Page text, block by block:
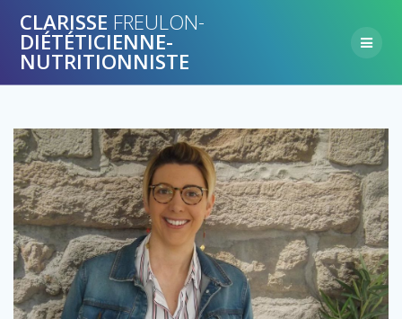
to
CLARISSE FREULON-
DIÉTÉTICIENNE-
NUTRITIONNISTE